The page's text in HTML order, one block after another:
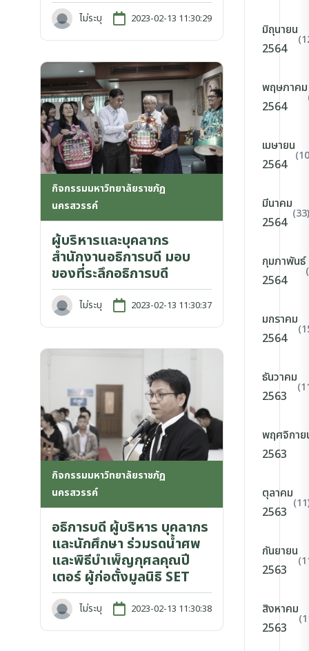
ไม่ระบุ 2023-02-13 11:30:29
กิจกรรมมหาวิทยาลัยราชภัฏ
นครสวรรค์
ผู้บริหารและบุคลากร
สำนักงานอธิการบดี มอบ
ของที่ระลึกอธิการบดี
ไม่ระบุ 2023-02-13 11:30:37
กิจกรรมมหาวิทยาลัยราชภัฏ
นครสวรรค์
อธิการบดี ผู้บริหาร บุคลากร
และนักศึกษา ร่วมรดน้ำศพ
และพิธีบำเพ็ญกุศลคุณปี
เตอร์ ผู้ก่อตั้งมูลนิธิ SET
ไม่ระบุ 2023-02-13 11:30:38
มิถุนายน
2564
พฤษภาคม
2564
เมษายน
2564
มีนาคม
2564
(33)
กุมภาพันธ์
2564
มกราคม
2564
ธันวาคม
2563
พฤศจิกาย
2563
ตุลาคม
2563
กันยายน
2563
สิงหาคม
2563